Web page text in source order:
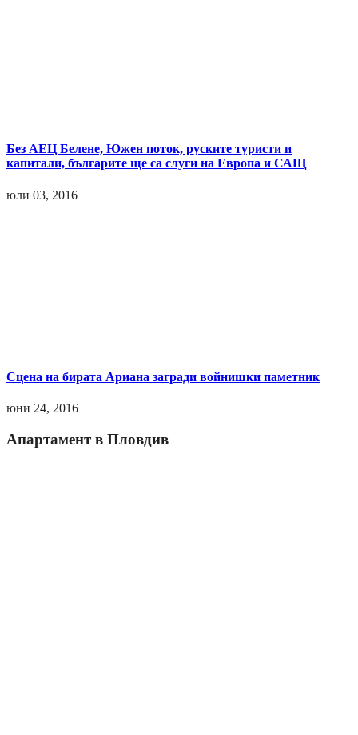
Без АЕЦ Белене, Южен поток, руските туристи и
капитали, българите ще са слуги на Европа и САЩ
юли 03, 2016
Сцена на бирата Ариана загради войнишки паметник
юни 24, 2016
Апартамент в Пловдив